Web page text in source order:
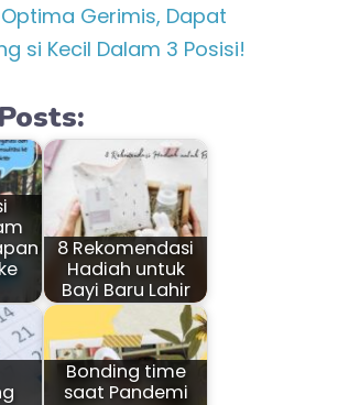
Gerimis, Dapat
si Kecil Dalam 3 Posisi!
8 Rekomendasi
Hadiah untuk
Bayi Baru Lahir
Bonding time
saat Pandemi